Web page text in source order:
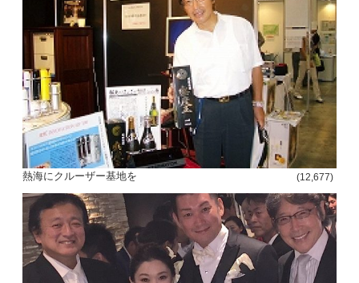
熱海にクルーザー基地を (12,677)